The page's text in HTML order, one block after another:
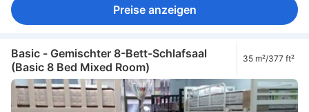
Preise anzeigen
Basic - Gemischter 8-Bett-Schlafsaal
(Basic 8 Bed Mixed Room)
35 m²/377 ft²